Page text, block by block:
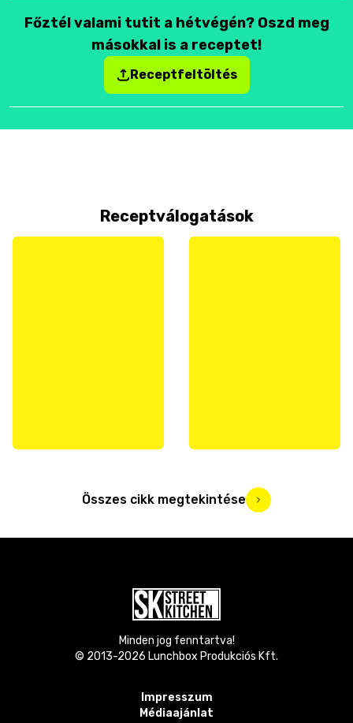
Főztél valami tutit a hétvégén? Oszd meg
másokkal is a receptet!
Receptfeltöltés
Receptválogatások
Összes cikk megtekintése
Minden jog fenntartva!
© 2013-2026 Lunchbox Produkciós Kft.
Impresszum
Médiaajánlat